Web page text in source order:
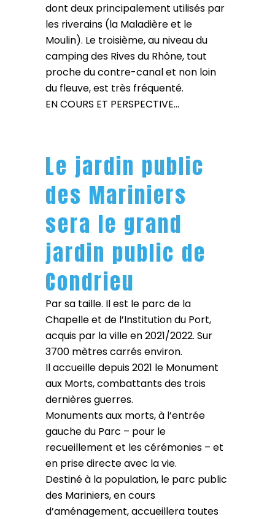
dont deux principalement utilisés par
les riverains (la Maladière et le
Moulin). Le troisième, au niveau du
camping des Rives du Rhône, tout
proche du contre-canal et non loin
du fleuve, est très fréquenté.
EN COURS ET PERSPECTIVE…
Le jardin public
des Mariniers
sera le grand
jardin public de
Condrieu
Par sa taille. Il est le parc de la
Chapelle et de l’Institution du Port,
acquis par la ville en 2021/2022. Sur
3700 mètres carrés environ.
Il accueille depuis 2021 le Monument
aux Morts, combattants des trois
dernières guerres.
Monuments aux morts, à l’entrée
gauche du Parc – pour le
recueillement et les cérémonies – et
en prise directe avec la vie.
Destiné à la population, le parc public
des Mariniers, en cours
d’aménagement, accueillera toutes